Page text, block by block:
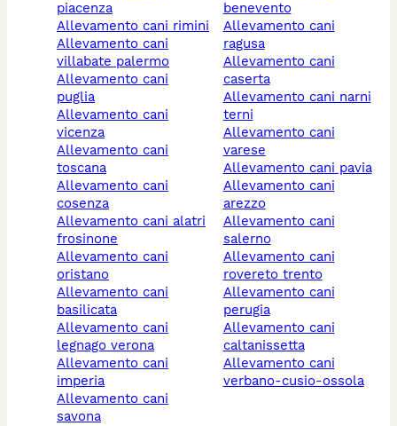
piacenza
allevamento cani rimini
allevamento cani
villabate palermo
allevamento cani
puglia
allevamento cani
vicenza
allevamento cani
toscana
allevamento cani
cosenza
allevamento cani alatri
frosinone
allevamento cani
oristano
allevamento cani
basilicata
allevamento cani
legnago verona
allevamento cani
imperia
allevamento cani
savona
benevento
allevamento cani
ragusa
allevamento cani
caserta
allevamento cani narni
terni
allevamento cani
varese
allevamento cani pavia
allevamento cani
arezzo
allevamento cani
salerno
allevamento cani
rovereto trento
allevamento cani
perugia
allevamento cani
caltanissetta
allevamento cani
verbano-cusio-ossola